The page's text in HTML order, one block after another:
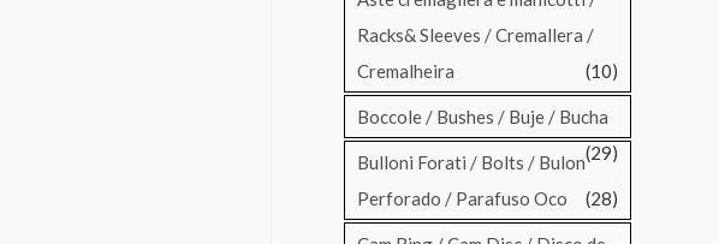
Racks& Sleeves / Cremallera /
Cremalheira
(10)
Boccole / Bushes / Buje / Bucha
(29)
Bulloni Forati / Bolts / Bulon
Perforado / Parafuso Oco
(28)